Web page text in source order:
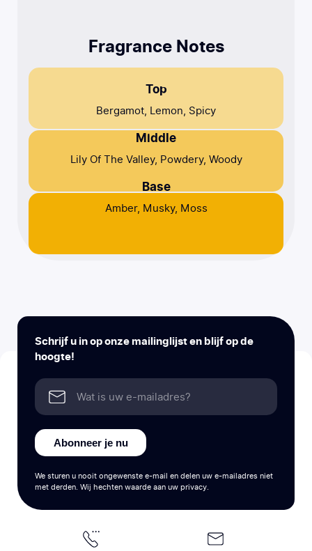
Fragrance Notes
Top
Bergamot, Lemon, Spicy
Middle
Lily Of The Valley, Powdery, Woody
Base
Amber, Musky, Moss
Schrijf u in op onze mailinglijst en blijf op de
hoogte!
Abonneer je nu
We sturen u nooit ongewenste e-mail en delen uw e-mailadres niet
met derden. Wij hechten waarde aan uw privacy.